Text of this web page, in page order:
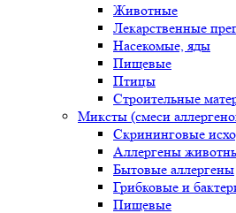
Животные
Лекарственные
Насекомые, яды
Пищевые
Птицы
Строительные
Миксты (смеси
Cкрининговые
Аллергены
Бытовые аллергены
Грибковые и
Пищевые